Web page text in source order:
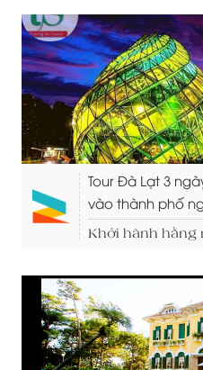
Tour Đà Lạt 3
vào thành phố
Khởi hành hằng